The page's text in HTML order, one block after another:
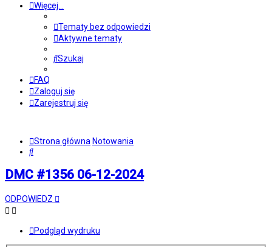
Więcej…
Tematy bez odpowiedzi
Aktywne tematy
Szukaj
FAQ
Zaloguj się
Zarejestruj się
Strona główna Notowania
Szukaj
DMC #1356 06-12-2024
ODPOWIEDZ
Podgląd wydruku